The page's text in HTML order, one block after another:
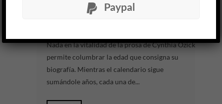
OTRAS LITERATURAS
Juan F. Comperatore
Nada en la vitalidad de la prosa de Cynthia Ozick
permite columbrar la edad que consigna su
biografía. Mientras el calendario sigue
sumándole años, cada una de...
Paypal